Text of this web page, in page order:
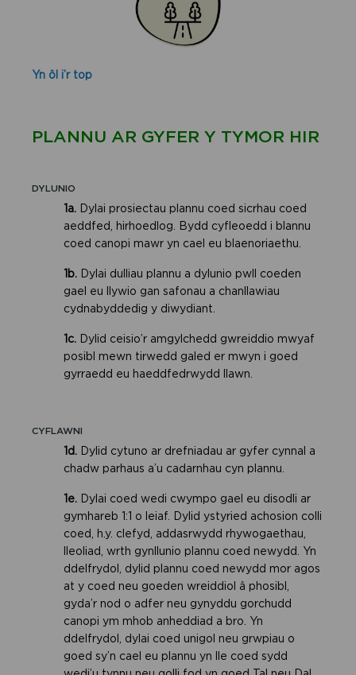
Yn ôl i’r top
PLANNU AR GYFER Y TYMOR HIR
DYLUNIO
1a. Dylai prosiectau plannu coed sicrhau coed
aeddfed, hirhoedlog. Bydd cyfleoedd i blannu
coed canopi mawr yn cael eu blaenoriaethu.
1b. Dylai dulliau plannu a dylunio pwll coeden
gael eu llywio gan safonau a chanllawiau
cydnabyddedig y diwydiant.
1c. Dylid ceisio’r amgylchedd gwreiddio mwyaf
posibl mewn tirwedd galed er mwyn i goed
gyrraedd eu haeddfedrwydd llawn.
CYFLAWNI
1d. Dylid cytuno ar drefniadau ar gyfer cynnal a
chadw parhaus a’u cadarnhau cyn plannu.
1e. Dylai coed wedi cwympo gael eu disodli ar
gymhareb 1:1 o leiaf. Dylid ystyried achosion colli
coed, h.y. clefyd, addasrwydd rhywogaethau,
lleoliad, wrth gynllunio plannu coed newydd. Yn
ddelfrydol, dylid plannu coed newydd mor agos
at y coed neu goeden wreiddiol â phosibl,
gyda’r nod o adfer neu gynyddu gorchudd
canopi ym mhob anheddiad a bro. Yn
ddelfrydol, dylai coed unigol neu grwpiau o
goed sy’n cael eu plannu yn lle coed sydd